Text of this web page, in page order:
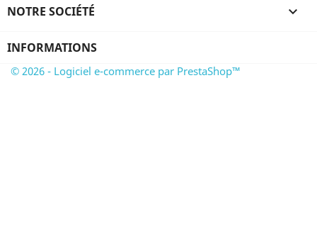
NOTRE SOCIÉTÉ 
INFORMATIONS
© 2026 - Logiciel e-commerce par PrestaShop™